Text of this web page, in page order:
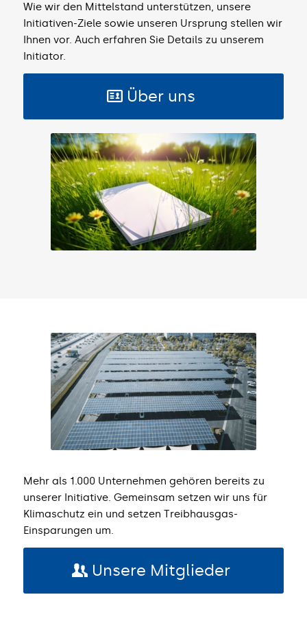
Wie wir den Mittelstand unterstützen, unsere
Initiativen-Ziele sowie unseren Ursprung stellen wir
Ihnen vor. Auch erfahren Sie Details zu unserem
Initiator.
Über uns
Mehr als 1.000 Unternehmen gehören bereits zu
unserer Initiative. Gemeinsam setzen wir uns für
Klimaschutz ein und setzen Treibhausgas-
Einsparungen um.
Unsere Mitglieder